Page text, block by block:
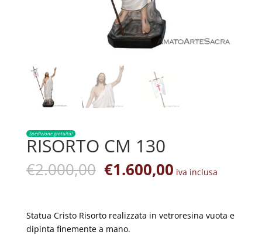
Spedizione gratuita!
RISORTO CM 130
€2.000,00 Il
prezzo
era:
€2.000,00.
€1.600,00Il
prezzo
è:
€1.600,00.
iva inclusa
Statua Cristo Risorto realizzata in vetroresina vuota e
dipinta finemente a mano.